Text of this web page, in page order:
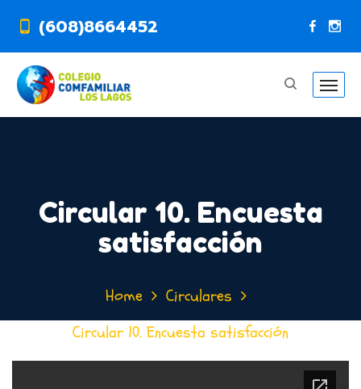
(608)8664452
Circular 10. Encuesta
satisfacción
Home
Circulares
Circular 10. Encuesta satisfacción